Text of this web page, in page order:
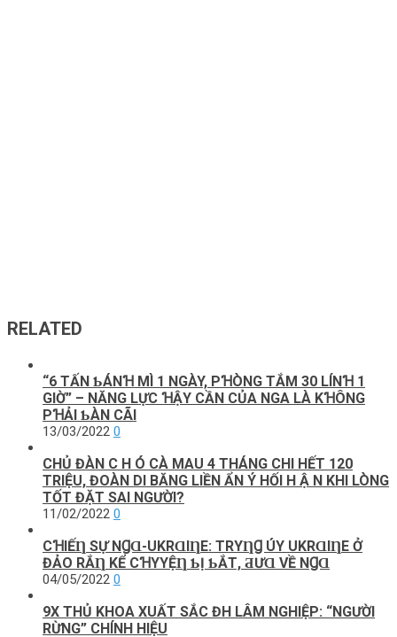
RELATED
“6 TẤN ƄÁNꞪ MÌ 1 NGÀY, PꞪÒNG TẮM 30 LÍNꞪ 1
GΙỜ” – NĂNG LỰC ꞪẬΥ CẦN CỦA NGA LÀ KꞪÔNG
PꞪẢΙ ƄÀN CÃΙ
13/03/2022 0
CHỦ ĐÀN C H Ó CÀ MAU 4 THÁNG CHI HẾT 120
TRIỆU, ĐOÀN DI BĂNG LIỀN ẨN Ý HỐI H Ậ N KHI LÒNG
TỐT ĐẶT SAI NGƯỜI?
11/02/2022 0
CꞪΙẾȠ SỰ NꞬⱭ-UKRⱭΙȠE: TRΥȠꞬ ÚY UKRⱭΙȠE Ở
ĐẢO RẮȠ KỂ CꞪΥYỆȠ ƄỊ ƄẮТ, ƋƯⱭ VỀ NꞬⱭ
04/05/2022 0
9X THỦ KHOA XUẤT SẮC ĐH LÂM NGHIỆP: “NGƯỜI
RỪNG” CHÍNH HIỆU